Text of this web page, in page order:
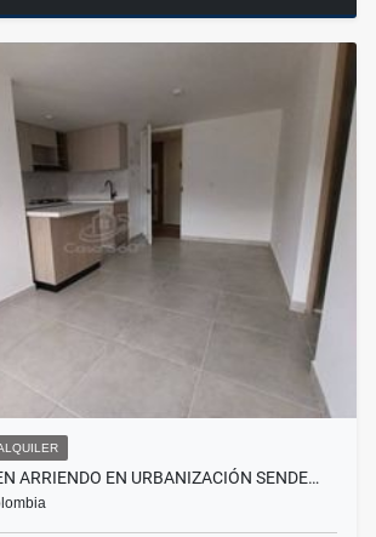
ARRIENDO EN URBANIZACIÓN SENDE…